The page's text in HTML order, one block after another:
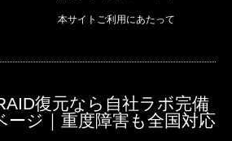
本サイトご利用にあたって
復元なら自社ラボ完備
ージ｜重度障害も全国対応